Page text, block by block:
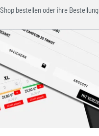
bestellen oder ihre